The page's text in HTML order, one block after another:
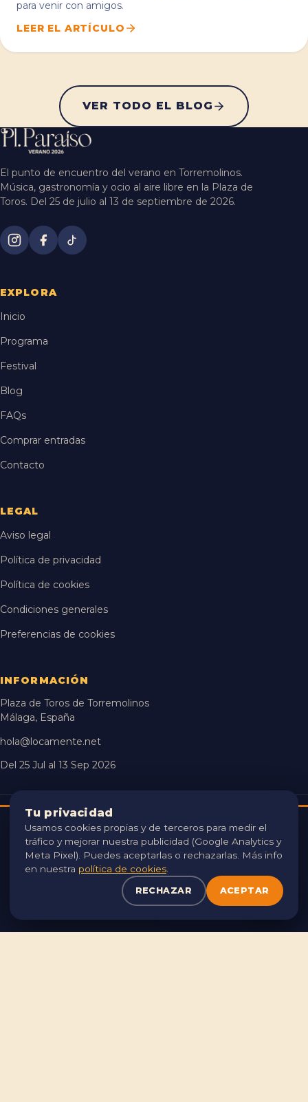
para venir con amigos.
LEER EL ARTÍCULO
VER TODO EL BLOG
El punto de encuentro del verano en Torremolinos.
Música, gastronomía y ocio al aire libre en la Plaza de
Toros. Del 25 de julio al 13 de septiembre de 2026.
EXPLORA
Inicio
Programa
Festival
Blog
FAQs
Comprar entradas
Contacto
LEGAL
Aviso legal
Política de privacidad
Política de cookies
Condiciones generales
Preferencias de cookies
INFORMACIÓN
Plaza de Toros de Torremolinos
Málaga, España
hola@locamente.net
Del 25 Jul al 13 Sep 2026
Tu privacidad
Usamos cookies propias y de terceros para medir el
tráfico y mejorar nuestra publicidad (Google Analytics y
Meta Pixel). Puedes aceptarlas o rechazarlas. Más info
en nuestra política de cookies
RECHAZAR ACEPTAR
USAMOS COOKIES 🍪
Utilizamos cookies propias y de terceros para analizar el
tráfico y mejorar tu experiencia. Puedes aceptarlas o
rechazarlas. Consulta nuestrapolítica de cookies.
ACEPTAR